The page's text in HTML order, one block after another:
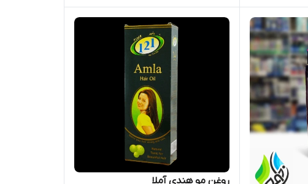
روغن مو هندی آملا